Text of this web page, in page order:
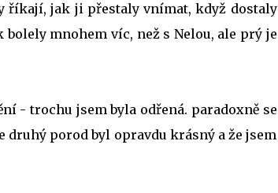
říkají, jak ji přestaly vnímat, když dostaly
mnohem víc, než s Nelou, ale prý je
- trochu jsem byla odřená. paradoxně se
porod byl opravdu krásný a že jsem